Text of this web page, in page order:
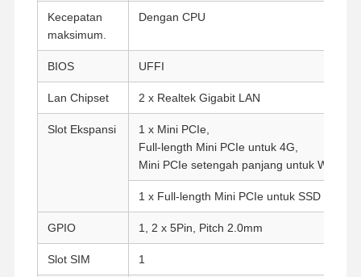
Kecepatan
maksimum.
Dengan CPU
BIOS UFFI
Lan Chipset 2 x Realtek Gigabit LAN
Slot Ekspansi
1 x Mini PCIe,
Full-length Mini PCIe untuk 4G,
Mini PCIe setengah panjang untuk Wi-Fi
1 x Full-length Mini PCIe untuk SSD
GPIO 1, 2 x 5Pin, Pitch 2.0mm
Slot SIM 1